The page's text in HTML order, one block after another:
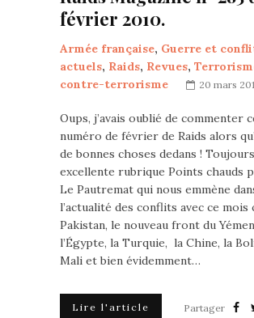
février 2010.
Armée française, Guerre et
actuels, Raids, Revues,
contre-terrorisme
20 mars
Oups, j’avais oublié de commenter
numéro de février de Raids alors
de bonnes choses dedans !
excellente rubrique Points chauds
Le Pautremat qui nous emmène
l’actualité des conflits avec ce mois
Pakistan, le nouveau front du
l’Égypte, la Turquie, la Chine, la
Mali et bien évidemment…
Lire l'article Partager